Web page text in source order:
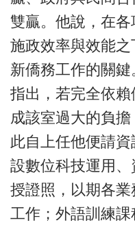
雙贏。他說，在
施政效率與效能
新僑務工作的關
指出，若完全依
成該室過大的負
此自上任他便請
設數位科技運用
授證照，以期各
工作；外語訓練課